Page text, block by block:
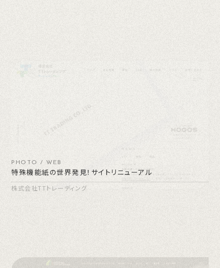
PHOTO / WEB
特殊機能紙の世界発見！サイトリニューアル
株式会社TTトレーディング